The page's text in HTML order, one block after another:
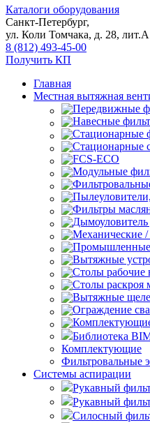
Каталоги оборудования
Санкт-Петербург,
ул. Коли Томчака, д. 28, лит.А
8 (812) 493-45-00
Получить КП
Главная
Местная вытяжная
Передвижные
Навесные
Стационарные
Стационарные
FCS-ECO
Модульные
Фильтры
Механические
Промышленные
Вытяжные
Столы рабочие
Столы раскроя
Вытяжные
Ограждение
Библиотека
Комплектующие
Фильтровальные
Системы аспирации
Рукавный
Рукавный
Силосный